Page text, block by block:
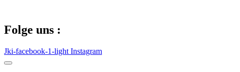
springen
Folge uns :
Jki-facebook-1-light Instagram